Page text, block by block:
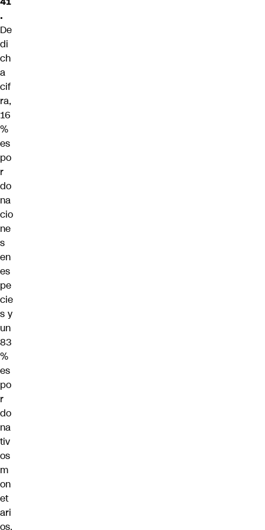
.
De
di
ch
a
cif
ra,
16
%
es
po
r
do
na
cio
ne
s
en
es
pe
cie
s y
un
83
%
es
po
r
do
na
tiv
os
m
on
et
ari
os.